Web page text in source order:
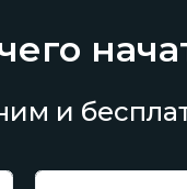
и